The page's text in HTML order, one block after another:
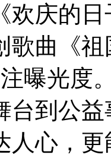
欢庆的
歌曲《
曝光度
台到公
人心，